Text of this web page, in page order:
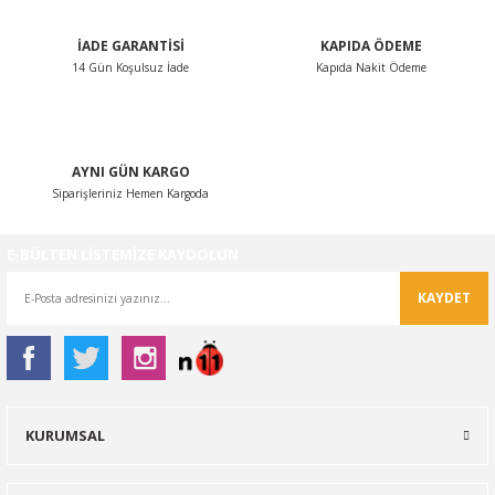
İADE GARANTİSİ
14 Gün Koşulsuz İade
KAPIDA ÖDEME
Kapıda Nakit Ödeme
AYNI GÜN KARGO
Siparişleriniz Hemen Kargoda
KAYDET
KURUMSAL